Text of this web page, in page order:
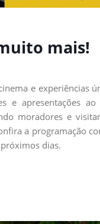
mais!
e experiências
e apresentações
moradores e
a programação
dias.